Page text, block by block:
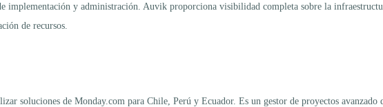
implementación y administración. Auvik proporciona visibilidad completa sobre la
de recursos.
soluciones de Monday.com para Chile, Perú y Ecuador. Es un gestor de proyectos avanzado